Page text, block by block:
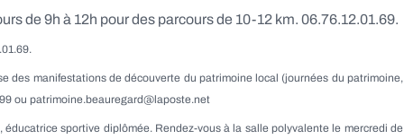
de 9h à 12h pour des parcours de 10-12 km. 06.76.12.01.69.
des manifestations de découverte du patrimoine local (journées du patrimoine,
ou patrimoine.beauregard@laposte.net
sportive diplômée. Rendez-vous à la salle polyvalente le mercredi de